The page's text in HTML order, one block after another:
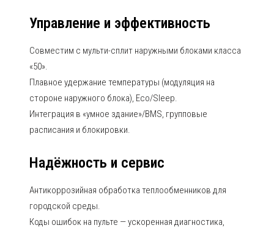
Управление и эффективность
Совместим с мульти-сплит наружными блоками класса
«50».
Плавное удержание температуры (модуляция на
стороне наружного блока), Eco/Sleep.
Интеграция в «умное здание»/BMS, групповые
расписания и блокировки.
Надёжность и сервис
Антикоррозийная обработка теплообменников для
городской среды.
Коды ошибок на пульте — ускоренная диагностика,